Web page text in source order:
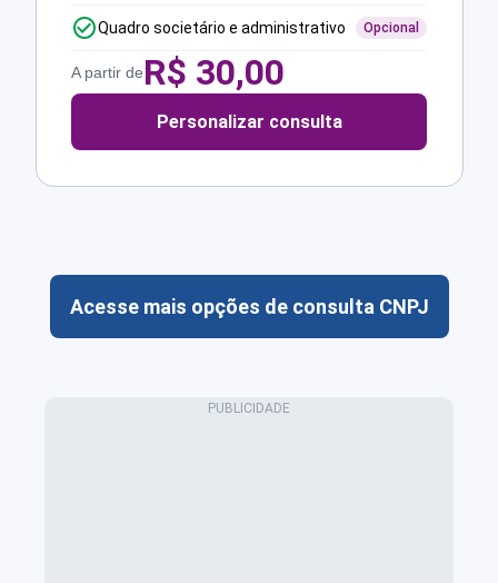
Quadro societário e administrativo Opcional
A partir deR$ 30,00
Personalizar consulta
Acesse mais opções de consulta CNPJ